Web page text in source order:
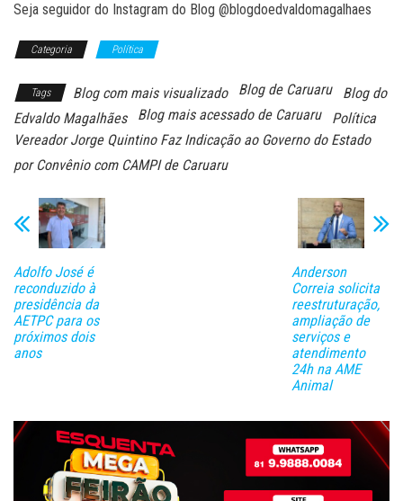
Seja seguidor do Instagram do Blog @blogdoedvaldomagalhaes
Categoria Política
Tags Blog com mais visualizado Blog de Caruaru
Blog do
Edvaldo Magalhães
Blog mais acessado de Caruaru
Política
Vereador Jorge Quintino Faz Indicação ao Governo do Estado
por Convênio com CAMPI de Caruaru
Adolfo José é
reconduzido à
presidência da
AETPC para os
próximos dois
anos
Anderson
Correia solicita
reestruturação,
ampliação de
serviços e
atendimento
24h na AME
Animal